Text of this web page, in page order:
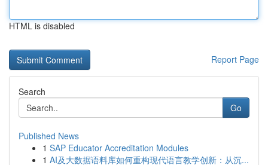
HTML is disabled
Report Page
Search
Go
Published News
1 SAP Educator Accreditation Modules
1 AI及大数据语料库如何重构现代语言教学创新：从沉...